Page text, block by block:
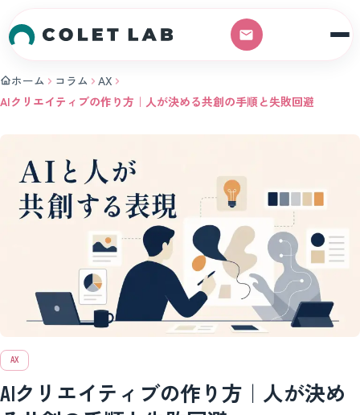
ホーム コラム
AX
AIクリエイティブの作り方｜人が決める共創の手順と失敗回避
AX
AIクリエイティブの作り方｜人が決め